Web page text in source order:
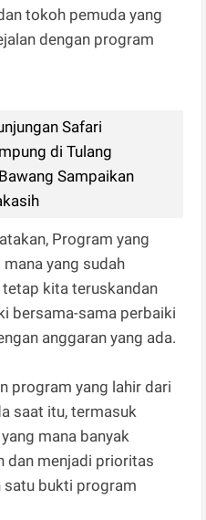
tokoh pemuda yang
dengan program
Safari
di Tulang
Sampaikan
Program yang
yang sudah
kita teruskandan
bersama-sama perbaiki
anggaran yang ada.
program yang lahir dari
saat itu, termasuk
mana banyak
dan menjadi prioritas
satu bukti program